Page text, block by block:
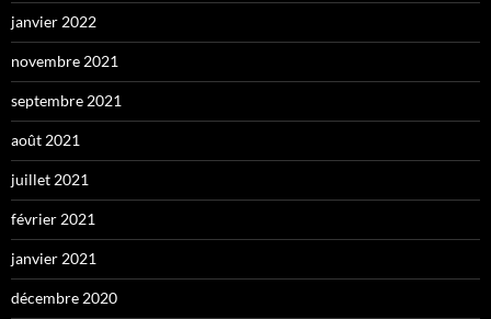
janvier 2022
novembre 2021
septembre 2021
août 2021
juillet 2021
février 2021
janvier 2021
décembre 2020